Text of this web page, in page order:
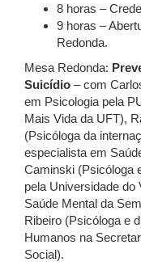
8 horas –
9 horas –
Redonda.
Mesa Redonda:
Suicídio – com
em Psicologia pela
Mais Vida da UFT),
(Psicóloga da
especialista em
Caminski (Psicóloga
pela Universidade do
Saúde Mental da
Ribeiro (Psicóloga e
Humanos na
Social).